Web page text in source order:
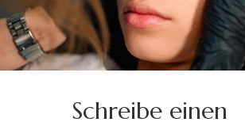
Schreibe einen